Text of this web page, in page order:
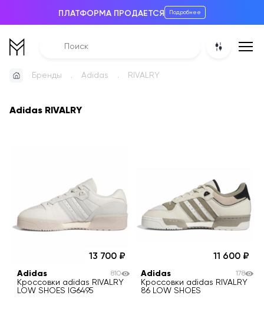
ПЛАТФОРМА ПРОДАЕТСЯ Подробнее
Бренды Adidas RIVALRY
Adidas RIVALRY
13 700
Adidas
Кроссовки adidas RIVALRY
LOW SHOES IG6495
810
11 600
Adidas
Кроссовки adidas RIVALRY
86 LOW SHOES
178